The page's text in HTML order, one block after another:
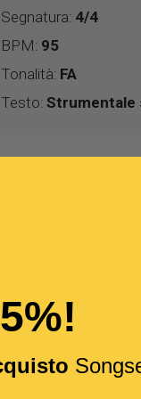
Segnatura: 4/4
BPM: 95
Tonalità: FA
Testo: Strumentale